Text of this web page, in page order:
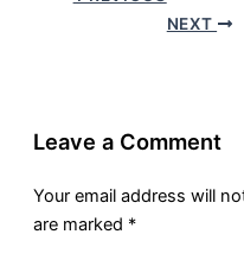
NEXT
Leave a Comment
Your email address will
are marked *